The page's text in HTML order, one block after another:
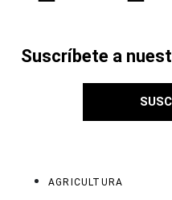
Suscríbete a
AGRICULTURA